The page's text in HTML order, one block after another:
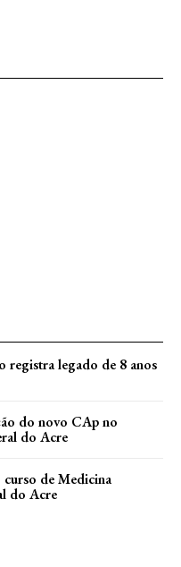
registra legado de 8 anos
do novo CAp no
do Acre
de Medicina
do Acre